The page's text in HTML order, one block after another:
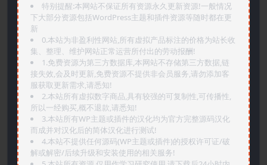
特别提醒:本网站不保证所有资源永久更新资源!一般情况
下大部分资源包括WordPress主题和插件资源等随时都在更
新
0.本站为非盈利性网站,所有虚拟产品标注的价格为站长收
集、整理、维护网站正常运营所付出的劳动报酬!
1.免费资源为第三方数据库,本网站不存储第三方数据,链
接失效,会及时更新,免费资源不提供非会员服务,请勿添加客
服获取更新需求,请悉知!
2.本站所有虚拟数字商品,具有较强的可复制性,可传播性,
所以一经购买,概不退款,请悉知!
3.本站所有WP主题或插件的汉化均为官方完整源码汉化
而成并对汉化后的简体汉化进行测试!
4.本站不提供任何源码(WP主题或插件)的授权许可证/破
解或解密/后续升级和安装使用的相关服务!